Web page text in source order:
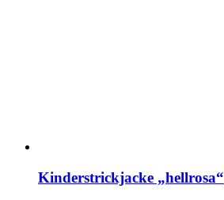
Kinderstrickjacke „hellrosa“